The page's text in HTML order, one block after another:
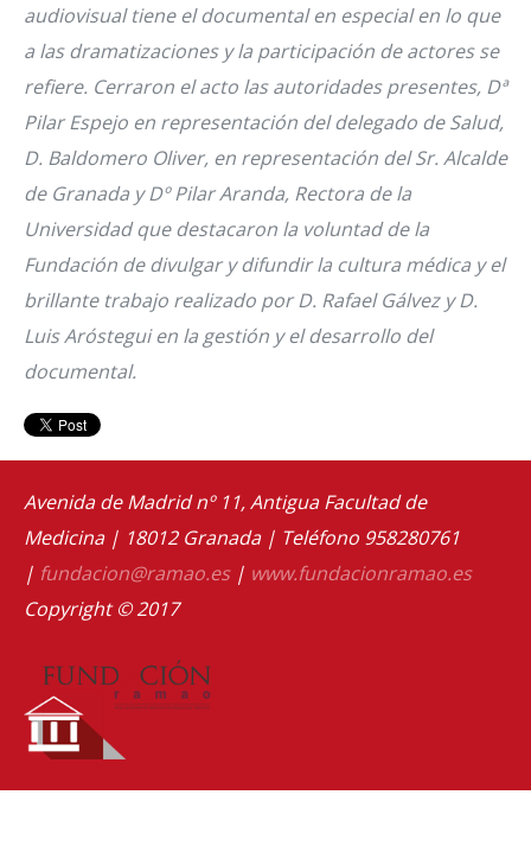
audiovisual tiene el documental en especial en lo que
a las dramatizaciones y la participación de actores se
refiere. Cerraron el acto las autoridades presentes, Dª
Pilar Espejo en representación del delegado de Salud,
D. Baldomero Oliver, en representación del Sr. Alcalde
de Granada y Dº Pilar Aranda, Rectora de la
Universidad que destacaron la voluntad de la
Fundación de divulgar y difundir la cultura médica y el
brillante trabajo realizado por D. Rafael Gálvez y D.
Luis Aróstegui en la gestión y el desarrollo del
documental.
Avenida de Madrid nº 11, Antigua Facultad de
Medicina | 18012 Granada | Teléfono 958280761
| fundacion@ramao.es| www.fundacionramao.es
Copyright © 2017